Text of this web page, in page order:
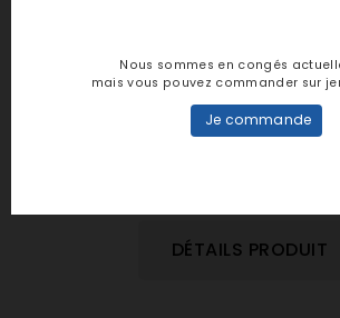
EVALUEZ-LE
DÉTAILS PRODUIT
Nous sommes en congés
mais vous pouvez commander sur
Je commande